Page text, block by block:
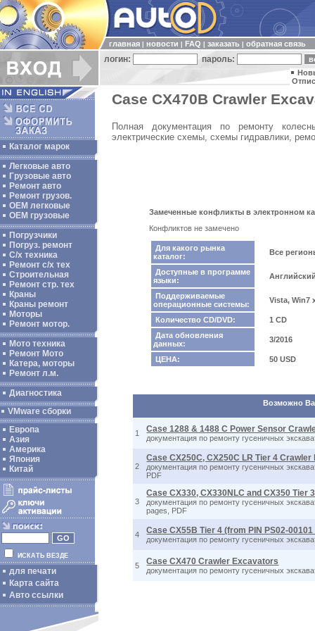
главная новости FAQ заказать обратная связь
логин: пароль:
Каталог марок
Легковые авто
Грузовые авто
Ремонт авто
Ремонт грузов.
ОЕМ легковые
OEM грузовые
Погрузчики
Погруз. ремонт
С/х техника
Ремонт с/х тех
Строительная
Ремонт стр. тех
Краны
Краны ремонт
Моторы
Ремонт мотор.
Мото техника
Ремонт Мото
Катера, моторы
Ремонт л.м.
Диагностика
VMware сборки
Европа
Азия
Америка
Япония
Китай
ИСКАТЬ ВЕЗДЕ
для печати
Карта сайта
Авто ссылки
Case CX470B Crawler
Полная документация по ремонту
электрические схемы, схемы гидравлики,
Замеченные конфликты в электронном
Конфликтов не замечено
Для какого рынка
каталог:
Все
Доступные в программе
языки:
Поддерживаемые
операционные системы:
Vista, Win7
Количество CD/DVD:
1 CD
Дата обновления
данных:
3/2016
ЦЕНА: 50 USD
Возможно
1 Case 1288 & 1488 C Power Sensor
документация по ремонту гусеничных
2
Case CX250C, CX250C LR Tier 4
документация по ремонту гусеничных
PDF
3
Case CX330, CX330NLC and CX350 Tier
документация по ремонту гусеничных
pages, PDF
4 Case CX55B Tier 4 (from PIN PS02-
документация по ремонту гусеничных
5 Case CX470 Crawler Excavators
документация по ремонту гусеничных